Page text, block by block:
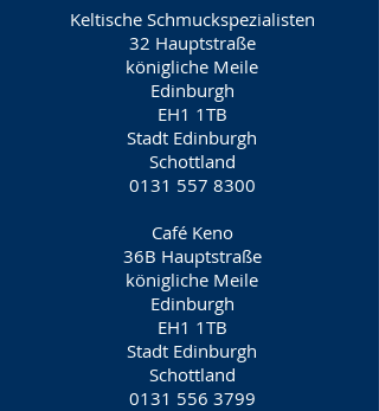
Keltische Schmuckspezialisten
32 Hauptstraße
königliche Meile
Edinburgh
EH1 1TB
Stadt Edinburgh
Schottland
0131 557 8300
Café Keno
36B Hauptstraße
königliche Meile
Edinburgh
EH1 1TB
Stadt Edinburgh
Schottland
0131 556 3799